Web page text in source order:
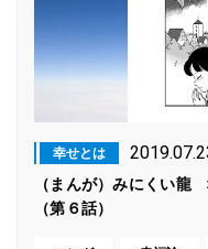
幸せとは
（まんが）みにくい龍
（第６話）